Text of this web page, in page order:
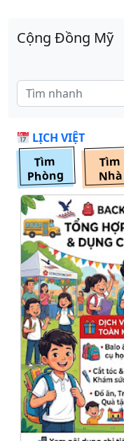
Cộng Đồng Mỹ
LỊCH VIỆT
Tìm
Phòng
Tìm
Nhà